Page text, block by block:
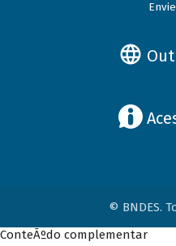
© BNDES.
ConteÃºdo complementar